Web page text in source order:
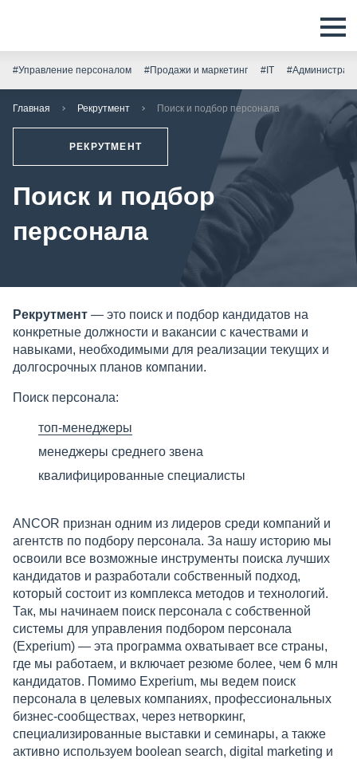
#Управление персоналом #Продажи и маркетинг #IT
Главная Рекрутмент Поиск и подбор персонала
РЕКРУТМЕНТ
Поиск и подбор
персонала
Рекрутмент — это поиск и подбор кандидатов на
конкретные должности и вакансии с качествами и
навыками, необходимыми для реализации текущих и
долгосрочных планов компании.
Поиск персонала:
топ-менеджеры
менеджеры среднего звена
квалифицированные специалисты
ANCOR признан одним из лидеров среди компаний и
агентств по подбору персонала. За нашу историю мы
освоили все возможные инструменты поиска лучших
кандидатов и разработали собственный подход,
который состоит из комплекса методов и технологий.
Так, мы начинаем поиск персонала с собственной
системы для управления подбором персонала
(Experium) — эта программа охватывает все страны,
где мы работаем, и включает резюме более, чем 6 млн
кандидатов. Помимо Experium, мы ведем поиск
персонала в целевых компаниях, профессиональных
бизнес-сообществах, через нетворкинг,
специализированные выставки и семинары, а также
активно используем boolean search, digital marketing и